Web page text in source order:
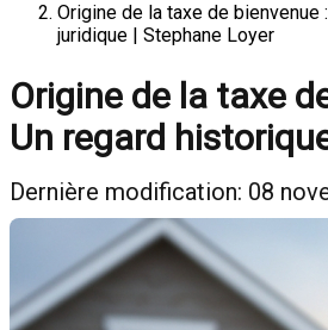
Origine de la taxe de bienvenue
juridique | Stephane Loyer
Origine de la taxe
Un regard
Dernière modification: 08